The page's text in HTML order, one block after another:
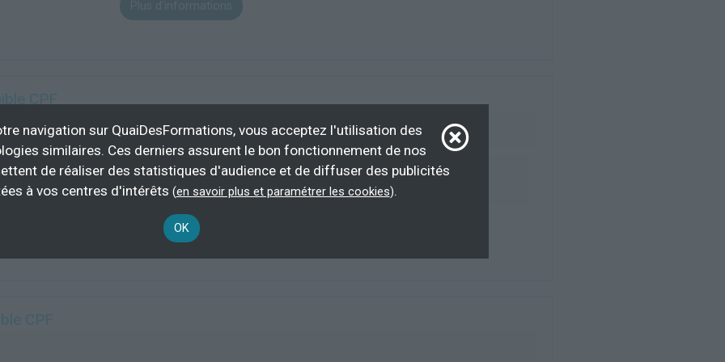
Plus d'informations
CPF
20 h
demandeur d’emploi, salarié,
Éligible CPF
Plus d'informations
CPF
navigation sur QuaiDesFormations, vous acceptez l'utilisation des
similaires. Ces derniers assurent le bon fonctionnement de nos
de réaliser des statistiques d'audience et de diffuser des publicités
à vos centres d'intérêts (en savoir plus et paramétrer les cookies).
OK